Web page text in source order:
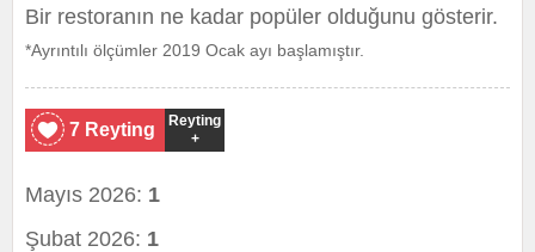
Bir restoranın ne kadar popüler olduğunu gösterir.
*Ayrıntılı ölçümler 2019 Ocak ayı başlamıştır.
7 Reyting
Reyting
+
Mayıs 2026: 1
Şubat 2026: 1